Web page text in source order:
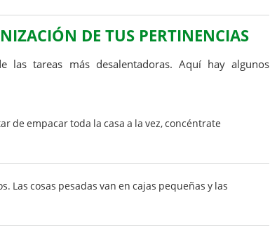
DE TUS PERTINENCIAS
tareas más desalentadoras. Aquí hay algunos
de empacar toda la casa a la vez, concéntrate
Las cosas pesadas van en cajas pequeñas y las